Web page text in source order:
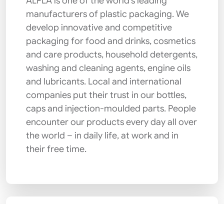
manufacturers of plastic packaging. We
develop innovative and competitive
packaging for food and drinks, cosmetics
and care products, household detergents,
washing and cleaning agents, engine oils
and lubricants. Local and international
companies put their trust in our bottles,
caps and injection-moulded parts. People
encounter our products every day all over
the world – in daily life, at work and in
their free time.